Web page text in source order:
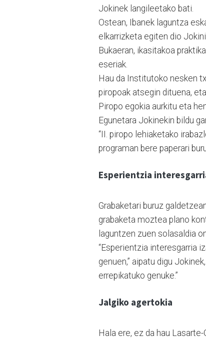
Jokinek langileetako bati.
Ostean, Ibanek laguntza
elkarrizketa egiten dio Jokini.
Bukaeran, ikasitakoa
eseriak.
Hau da Institutoko nesken
piropoak atsegin dituena,
Piropo egokia aurkitu eta
Egunetara Jokinekin bildu
“II. piropo lehiaketako
programan bere paperari
Esperientzia
Grabaketari buruz
grabaketa moztea plano
laguntzen zuen solasaldia
“Esperientzia interesgarria
genuen,” aipatu digu
errepikatuko genuke.”
Jalgiko agertokia
Hala ere, ez da hau